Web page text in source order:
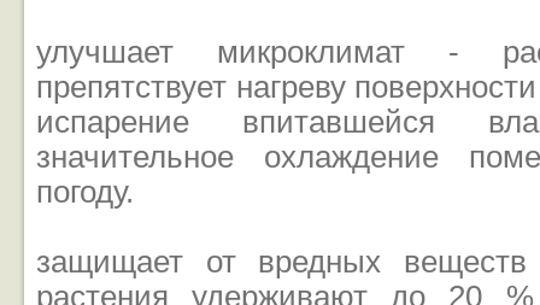
улучшает микроклимат -
препятствует нагреву
испарение впитавшейся
значительное охлаждение
погоду.
защищает от вредных веществ
растения удерживают до 20